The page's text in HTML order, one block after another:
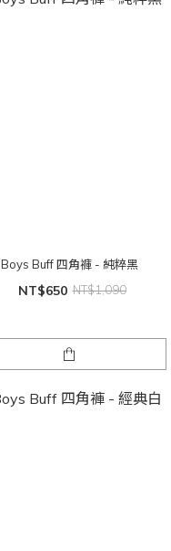
Boys Buff 四角褲 - 純粹黑
NT$650 NT$1,090